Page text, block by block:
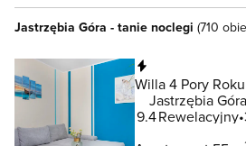
Jastrzębia Góra - tanie noclegi (710
Willa 4 Pory
Jastrzębia Góra
9.4Rewelacyjny